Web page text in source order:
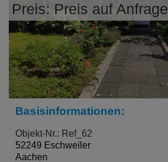
Basisinformationen:
Objekt-Nr.: Ref_62
52249 Eschweiler
Aachen
Preis: Preis auf Anfrage